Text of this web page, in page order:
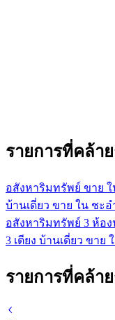
รายการที่คล้า
อสังหาริมทรัพย์ ขาย
บ้านเดี่ยว ขาย ใน ชะอ
อสังหาริมทรัพย์ 3 ห้อ
3 เตียง บ้านเดี่ยว ขาย
รายการที่คล้า